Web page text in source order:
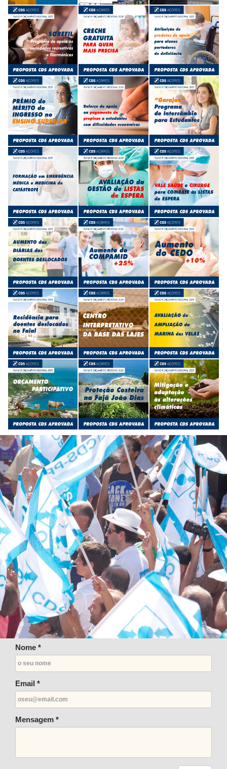
Nome *
Email *
Mensagem *